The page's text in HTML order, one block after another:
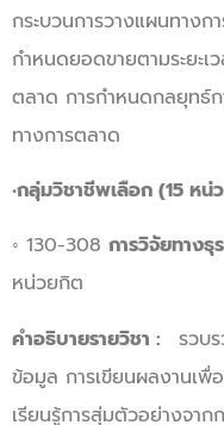
กระบวนการวางแผนทาง
กำหนดยอดขายตามระยะ
ตลาด การกำหนดกลยุทธ์
ทางการตลาด
•กลุ่มวิชาชีพเลือก (15 หน่
◦ 130-308 การวิจัยทางธุ
หน่วยกิต
คำอธิบายรายวิชา : รวบ
ข้อมูล การเขียนผลงานเพื่
เรียนรู้การสุ่มตัวอย่างจา